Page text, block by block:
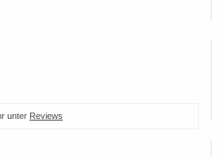
unter Reviews